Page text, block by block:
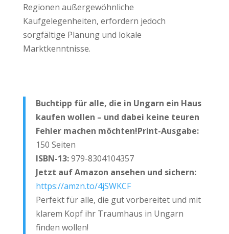
Regionen außergewöhnliche
Kaufgelegenheiten, erfordern jedoch
sorgfältige Planung und lokale
Marktkenntnisse.
Buchtipp für alle, die in Ungarn ein Haus
kaufen wollen – und dabei keine teuren
Fehler machen möchten!Print-Ausgabe:
150 Seiten
ISBN-13:979-8304104357
Jetzt auf Amazon ansehen und sichern:
https://amzn.to/4jSWKCF
Perfekt für alle, die gut vorbereitet und mit
klarem Kopf ihr Traumhaus in Ungarn
finden wollen!